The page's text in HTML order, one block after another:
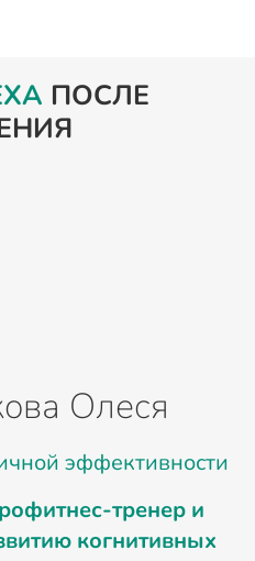
ПОСЛЕ
Олеся
эффективности
тренер и
когнитивных